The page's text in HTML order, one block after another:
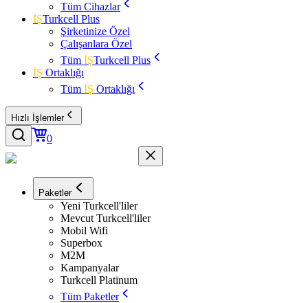
Tüm Cihazlar
İŞTurkcell Plus
Şirketinize Özel
Çalışanlara Özel
Tüm İŞTurkcell Plus
İŞ Ortaklığı
Tüm İŞ Ortaklığı
Hızlı İşlemler
0
Paketler
Yeni Turkcell'liler
Mevcut Turkcell'liler
Mobil Wifi
Superbox
M2M
Kampanyalar
Turkcell Platinum
Tüm Paketler